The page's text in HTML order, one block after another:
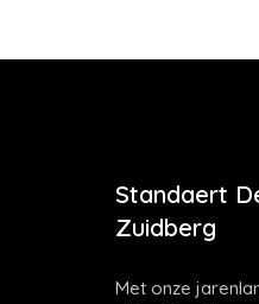
Standaert
Zuidberg
Met onze